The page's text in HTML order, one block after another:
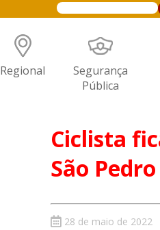
Regional Segurança
Pública
Ciclista
São
28 de maio de 2022